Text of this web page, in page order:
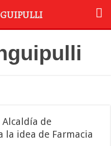
Alcaldía de
la idea de Farmacia